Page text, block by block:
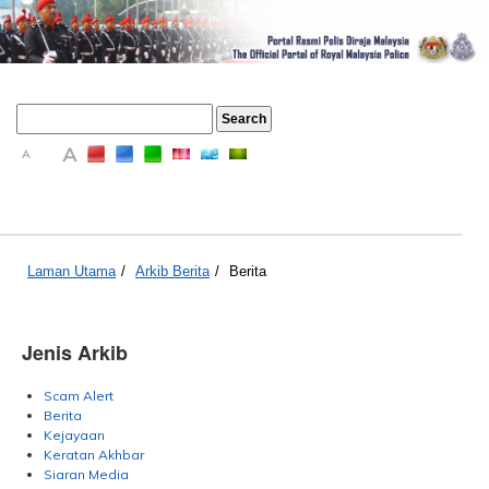
A A
Laman Utama / Arkib Berita / Berita
Jenis Arkib
Scam Alert
Berita
Kejayaan
Keratan Akhbar
Siaran Media